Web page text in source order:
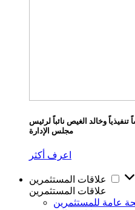
وخالد الغيص نائباً لرئيس
مجلس الإدارة
اعرف أكثر
علاقات المستثمرين
علاقات المستثمرين
عامة للمستثمرين